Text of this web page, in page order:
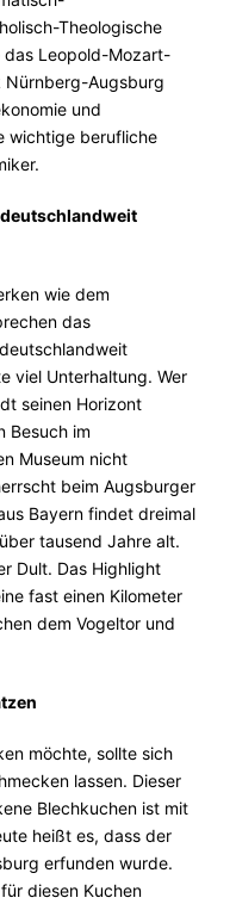
Theologische
das Leopold-Mozart-
Nürnberg-Augsburg
und
wichtige berufliche
wie dem
das
viel Unterhaltung. Wer
seinen Horizont
Besuch im
Museum nicht
beim Augsburger
Bayern findet dreimal
tausend Jahre alt.
Dult. Das Highlight
fast einen Kilometer
dem Vogeltor und
möchte, sollte sich
lassen. Dieser
Blechkuchen ist mit
heißt es, dass der
erfunden wurde.
diesen Kuchen